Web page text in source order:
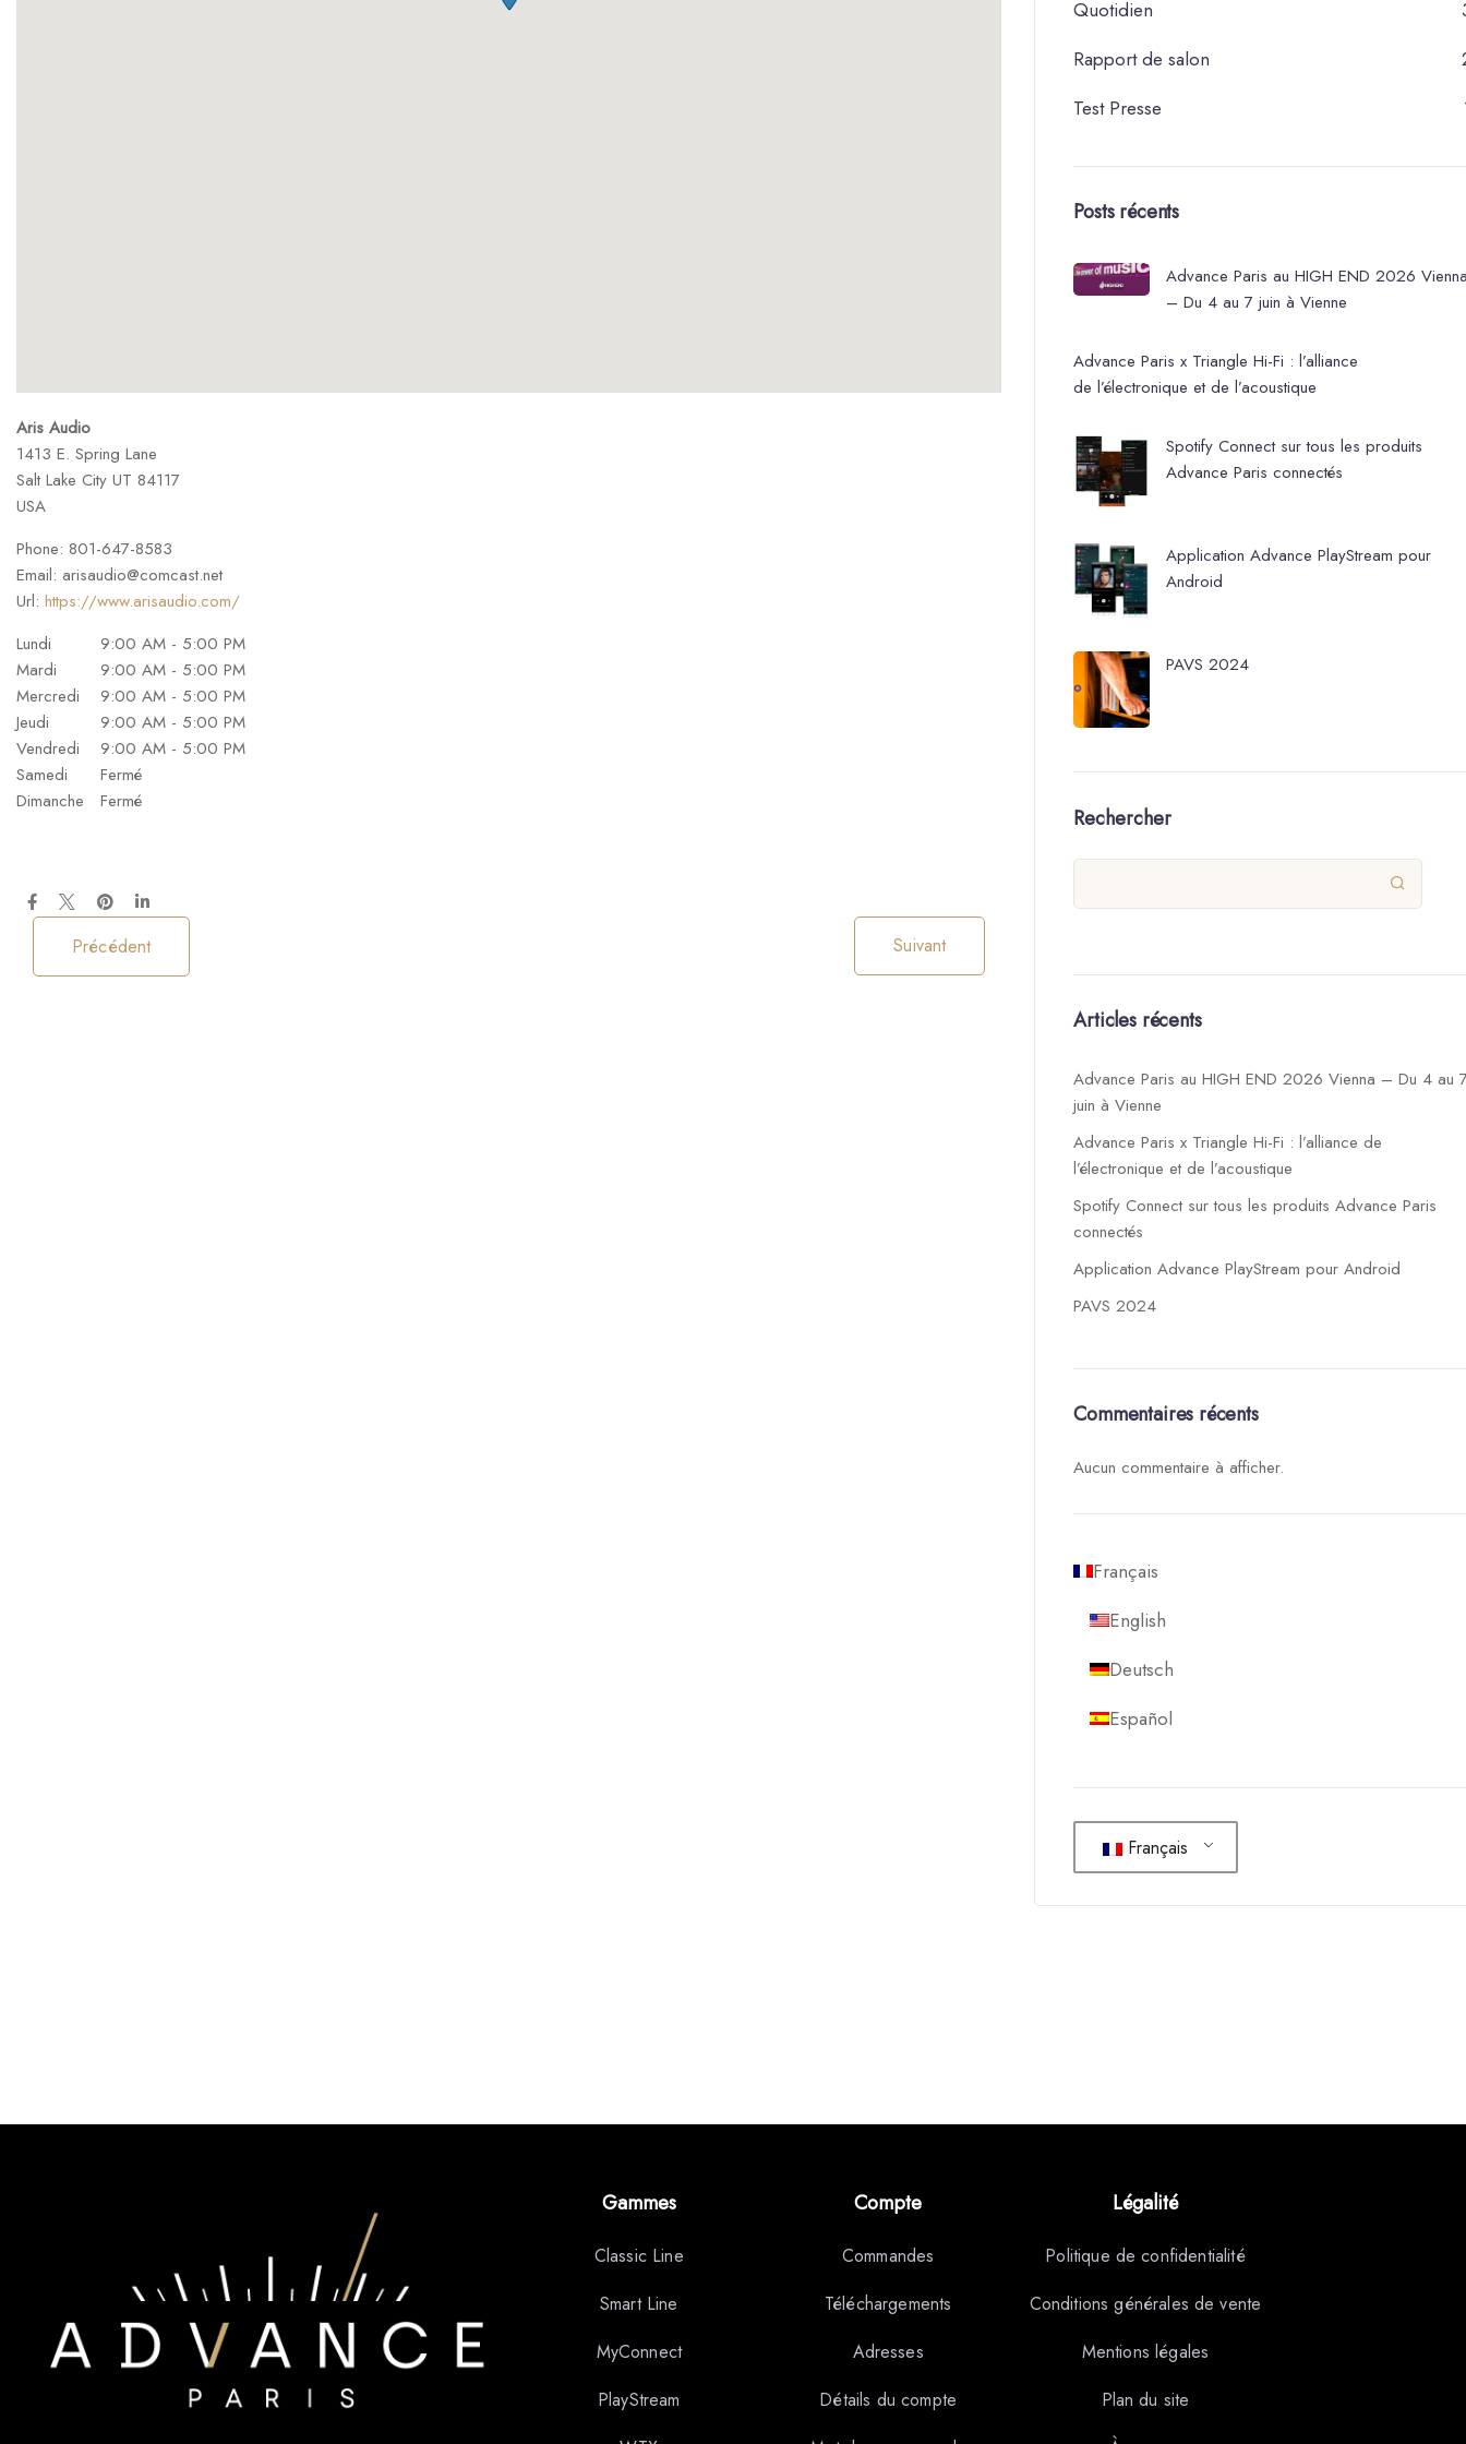
Aris Audio
1413 E. Spring Lane
Salt Lake City UT 84117
USA
Phone: 801-647-8583
Email: arisaudio@comcast.net
Url: https://www.arisaudio.com/
Lundi
9:00 AM - 5:00 PM
Mardi
9:00 AM - 5:00 PM
Mercredi
9:00 AM - 5:00 PM
Jeudi
9:00 AM - 5:00 PM
Vendredi
9:00 AM - 5:00 PM
Samedi
Fermé
Dimanche
Fermé
Précédent Suivant
Quotidien
Rapport de salon
Test Presse
Posts récents
Advance Paris au HIGH END 2026
– Du 4 au 7 juin à Vienne
Advance Paris x Triangle Hi-Fi : l’alliance
de l’électronique et de l’acoustique
Spotify Connect sur tous les produits
Advance Paris connectés
Application Advance PlayStream pour
Android
PAVS 2024
Rechercher

Articles récents
Advance Paris au HIGH END 2026 Vienna – Du 4 au
juin à Vienne
Advance Paris x Triangle Hi-Fi : l’alliance de
l’électronique et de l’acoustique
Spotify Connect sur tous les produits Advance Paris
connectés
Application Advance PlayStream pour Android
PAVS 2024
Commentaires récents
Aucun commentaire à afficher.
Français
English
Deutsch
Español
Français
Gammes
Classic Line
Smart Line
MyConnect
PlayStream
Compte
Commandes
Téléchargements
Adresses
Détails du compte
Légalité
Politique de confidentialité
Conditions générales de vente
Mentions légales
Plan du site